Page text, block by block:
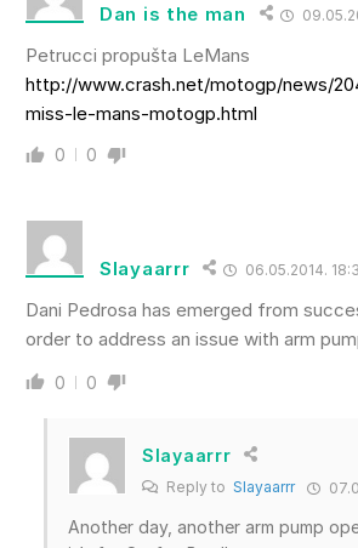
Dan is the man
Petrucci propušta LeMans
http://www.crash.net/motogp/news/
miss-le-mans-motogp.html
0 0
Slayaarrr 06.05.2014.
Dani Pedrosa has emerged from
order to address an issue with arm
0 0
Slayaarrr
Reply to Slayaarrr
Another day, another arm pump